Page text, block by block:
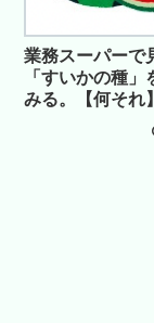
業務スーパーで
「すいかの種」
みる。【何それ】